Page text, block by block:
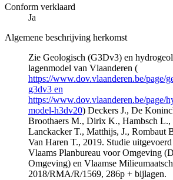
Conform verklaard
Ja
Algemene beschrijving herkomst
Zie Geologisch (G3Dv3) en
lagenmodel van Vlaanderen (
https://www.dov.vlaanderen.be/page/
g3dv3 en
https://www.dov.vlaanderen.be/page/
model-h3dv20) Deckers J., De
Broothaers M., Dirix K., Hambsch L.,
Lanckacker T., Matthijs, J., Rombaut
Van Haren T., 2019. Studie
Vlaams Planbureau voor Omgeving
Omgeving) en Vlaamse
2018/RMA/R/1569, 286p + bijlagen.